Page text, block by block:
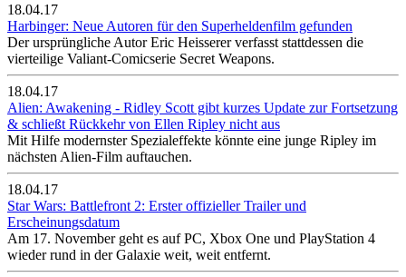
18.04.17
Harbinger: Neue Autoren für den Superheldenfilm gefunden
Der ursprüngliche Autor Eric Heisserer verfasst stattdessen die
vierteilige Valiant-Comicserie Secret Weapons.
18.04.17
Alien: Awakening - Ridley Scott gibt kurzes Update zur Fortsetzung
& schließt Rückkehr von Ellen Ripley nicht aus
Mit Hilfe modernster Spezialeffekte könnte eine junge Ripley im
nächsten Alien-Film auftauchen.
18.04.17
Star Wars: Battlefront 2: Erster offizieller Trailer und
Erscheinungsdatum
Am 17. November geht es auf PC, Xbox One und PlayStation 4
wieder rund in der Galaxie weit, weit entfernt.